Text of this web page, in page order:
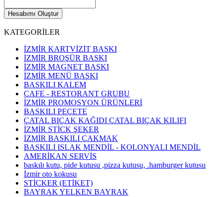
Hesabımı Oluştur
KATEGORİLER
İZMİR KARTVİZİT BASKI
İZMİR BROŞÜR BASKI
İZMİR MAGNET BASKI
İZMİR MENÜ BASKI
BASKILI KALEM
CAFE - RESTORANT GRUBU
İZMİR PROMOSYON ÜRÜNLERİ
BASKILI PEÇETE
ÇATAL BIÇAK KAĞIDI ÇATAL BIÇAK KILIFI
İZMİR STİCK ŞEKER
İZMİR BASKILI ÇAKMAK
BASKILI ISLAK MENDİL - KOLONYALI MENDİL
AMERİKAN SERVİS
baskılı kutu, pide kutusu ,pizza kutusu, .hamburger kutusu
İzmir oto kokusu
STİCKER (ETİKET)
BAYRAK YELKEN BAYRAK